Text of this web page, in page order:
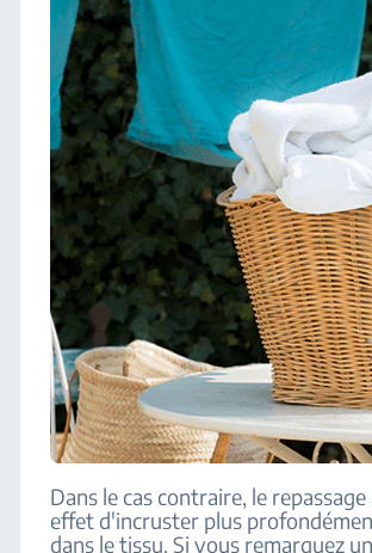
Dans le cas contraire, le
effet d'incruster plus
dans le tissu. Si vous remarquez